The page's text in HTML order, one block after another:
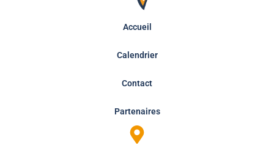
Accueil
Calendrier
Contact
Partenaires